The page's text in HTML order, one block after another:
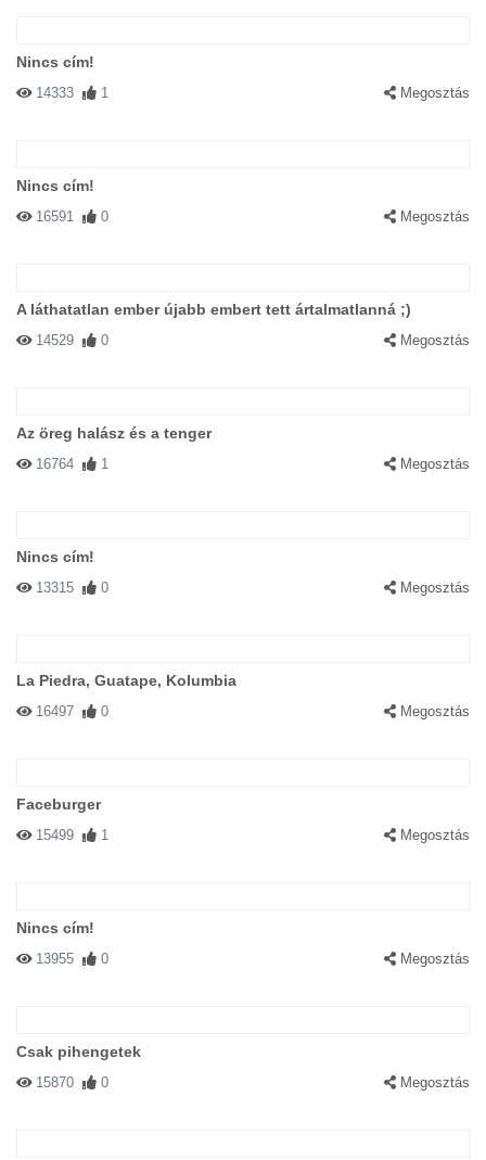
Nincs cím!
14333 1 Megosztás
Nincs cím!
16591 0 Megosztás
A láthatatlan ember újabb embert tett ártalmatlanná ;)
14529 0 Megosztás
Az öreg halász és a tenger
16764 1 Megosztás
Nincs cím!
13315 0 Megosztás
La Piedra, Guatape, Kolumbia
16497 0 Megosztás
Faceburger
15499 1 Megosztás
Nincs cím!
13955 0 Megosztás
Csak pihengetek
15870 0 Megosztás